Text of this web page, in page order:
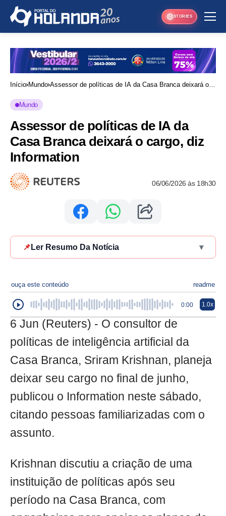
STORIES
Início Mundo Assessor de políticas de IA da Casa Branca deixará o
Mundo
Assessor de políticas de IA da
Casa Branca deixará o cargo, diz
Information
06/06/2026 às 18h30
📌 Ler Resumo Da Notícia ▾
ouça este conteúdo readme
0:00 1.0x
6 Jun (Reuters) - O consultor de
políticas de inteligência artificial da
Casa Branca, Sriram Krishnan, planeja
deixar seu cargo no final de junho,
publicou o Information neste sábado,
citando pessoas familiarizadas com o
assunto.
Krishnan discutiu a criação de uma
instituição de políticas após seu
período na Casa Branca, com